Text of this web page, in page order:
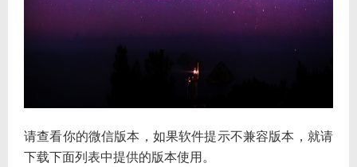
请查看你的微信版本，如果软件提示不兼容版本，就请
下载下面列表中提供的版本使用。